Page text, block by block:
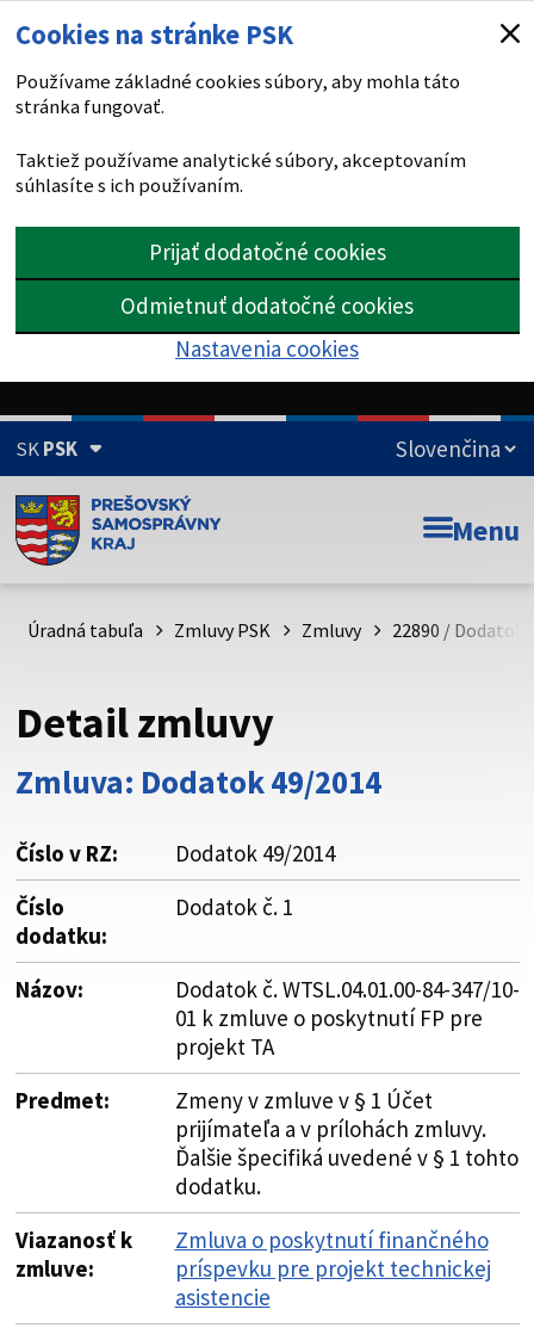
Cookies na stránke PSK
Používame základné cookies súbory, aby mohla táto
stránka fungovať.
Taktiež používame analytické súbory, akceptovaním
súhlasíte s ich používaním.
Prijať dodatočné cookies
Odmietnuť dodatočné cookies
Nastavenia cookies
SKPSK
Doména psk.sk je oficiálna
Toto je oficiálna webová stránka Prešovského
psk.sk.
Buďte pozorní a vždy sa uistite, že zdieľate informácie iba
cez zabezpečenú webovú stránku. Zabezpečená stránka
vždy začína https:// pred názvom domény webového sídla.
Menu
Úradná tabuľa Zmluvy PSK Zmluvy 22890 / Dodatok
Detail zmluvy
Zmluva: Dodatok 49/2014
Číslo v RZ:
Dodatok 49/2014
Číslo
dodatku:
Dodatok č. 1
Názov:
Dodatok č. WTSL.04.01.00-84-347/10-
01 k zmluve o poskytnutí FP pre
projekt TA
Predmet:
Zmeny v zmluve v § 1 Účet
prijímateľa a v prílohách zmluvy.
Ďalšie špecifiká uvedené v § 1 tohto
dodatku.
Viazanosť k
zmluve:
Zmluva o poskytnutí finančného
príspevku pre projekt technickej
asistencie